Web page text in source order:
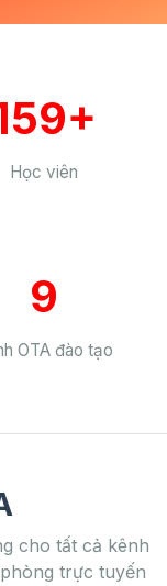
Học viên
9
OTA đào tạo
cho tất cả kênh
trực tuyến